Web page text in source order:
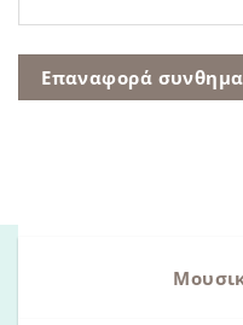
Επαναφορά